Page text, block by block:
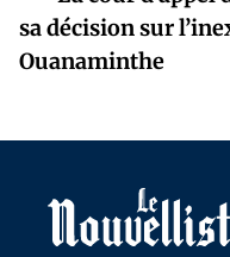
sa décision sur
Ouanaminthe